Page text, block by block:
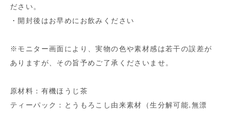
ださい。
・開封後はお早めにお飲みください
※モニター画面により、実物の色や素材感は若干の誤差が
ありますが、その旨予めご了承くださいませ。
原材料：有機ほうじ茶
ティーパック：とうもろこし由来素材（生分解可能,無漂